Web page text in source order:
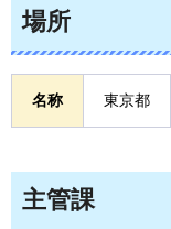
場所
名称 東京都
主管課